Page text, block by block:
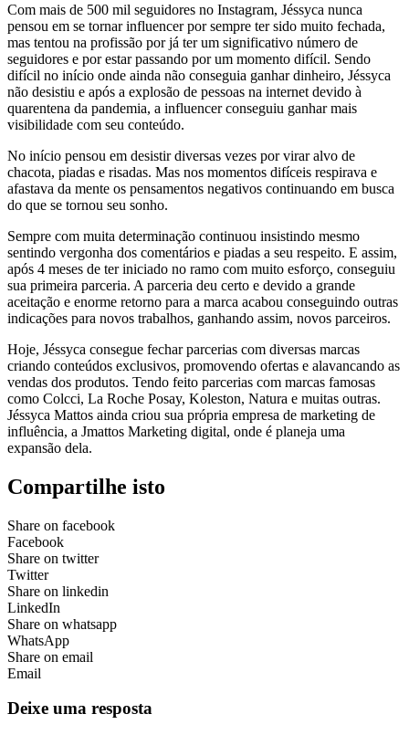
Com mais de 500 mil seguidores no Instagram, Jéssyca nunca
pensou em se tornar influencer por sempre ter sido muito fechada,
mas tentou na profissão por já ter um significativo número de
seguidores e por estar passando por um momento difícil. Sendo
difícil no início onde ainda não conseguia ganhar dinheiro, Jéssyca
não desistiu e após a explosão de pessoas na internet devido à
quarentena da pandemia, a influencer conseguiu ganhar mais
visibilidade com seu conteúdo.
No início pensou em desistir diversas vezes por virar alvo de
chacota, piadas e risadas. Mas nos momentos difíceis respirava e
afastava da mente os pensamentos negativos continuando em busca
do que se tornou seu sonho.
Sempre com muita determinação continuou insistindo mesmo
sentindo vergonha dos comentários e piadas a seu respeito. E assim,
após 4 meses de ter iniciado no ramo com muito esforço, conseguiu
sua primeira parceria. A parceria deu certo e devido a grande
aceitação e enorme retorno para a marca acabou conseguindo outras
indicações para novos trabalhos, ganhando assim, novos parceiros.
Hoje, Jéssyca consegue fechar parcerias com diversas marcas
criando conteúdos exclusivos, promovendo ofertas e alavancando as
vendas dos produtos. Tendo feito parcerias com marcas famosas
como Colcci, La Roche Posay, Koleston, Natura e muitas outras.
Jéssyca Mattos ainda criou sua própria empresa de marketing de
influência, a Jmattos Marketing digital, onde é planeja uma
expansão dela.
Compartilhe isto
Share on facebook
Facebook
Share on twitter
Twitter
Share on linkedin
LinkedIn
Share on whatsapp
WhatsApp
Share on email
Email
Deixe uma resposta